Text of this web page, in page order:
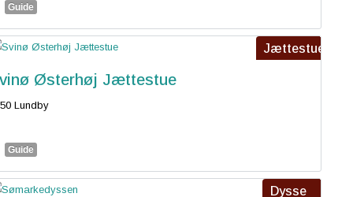
Guide
Jættestue
Østerhøj Jættestue
Lundby
Guide
Dysse